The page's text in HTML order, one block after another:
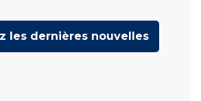
les dernières nouvelles